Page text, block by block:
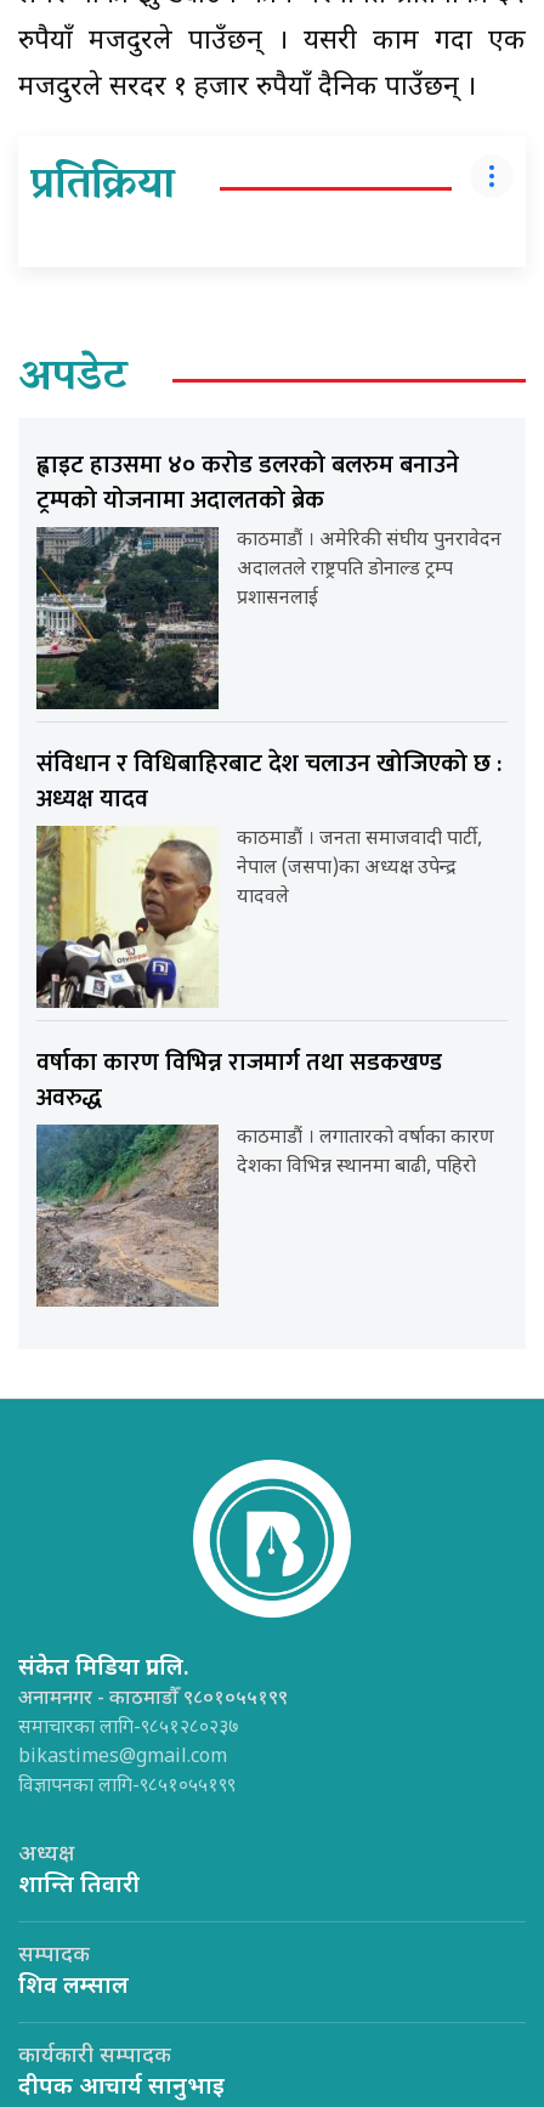
रुपैयाँ मजदुरले पाउँछन् । यसरी काम गर्दा एक
मजदुरले सरदर १ हजार रुपैयाँ दैनिक पाउँछन् ।
प्रतिक्रिया
अपडेट
ह्वाइट हाउसमा ४० करोड डलरको बलरुम बनाउने
ट्रम्पको योजनामा अदालतको ब्रेक
काठमाडौं । अमेरिकी संघीय पुनरावेदन
अदालतले राष्ट्रपति डोनाल्ड ट्रम्प
प्रशासनलाई
संविधान र विधिबाहिरबाट देश चलाउन खोजिएको छ :
अध्यक्ष यादव
काठमाडौं । जनता समाजवादी पार्टी,
नेपाल (जसपा)का अध्यक्ष उपेन्द्र
यादवले
वर्षाका कारण विभिन्न राजमार्ग तथा सडकखण्ड
अवरुद्ध
काठमाडौं । लगातारको वर्षाका कारण
देशका विभिन्न स्थानमा बाढी, पहिरो
संकेत मिडिया प्रा.लि.
अनामनगर - काठमाडौँ ९८०१०५५१९९
समाचारका लागि-९८५१२८०२३७
bikastimes@gmail.com
विज्ञापनका लागि-९८५१०५५१९९
अध्यक्ष
शान्ति तिवारी
सम्पादक
शिव लम्साल
कार्यकारी सम्पादक
दीपक आचार्य सानुभाइ